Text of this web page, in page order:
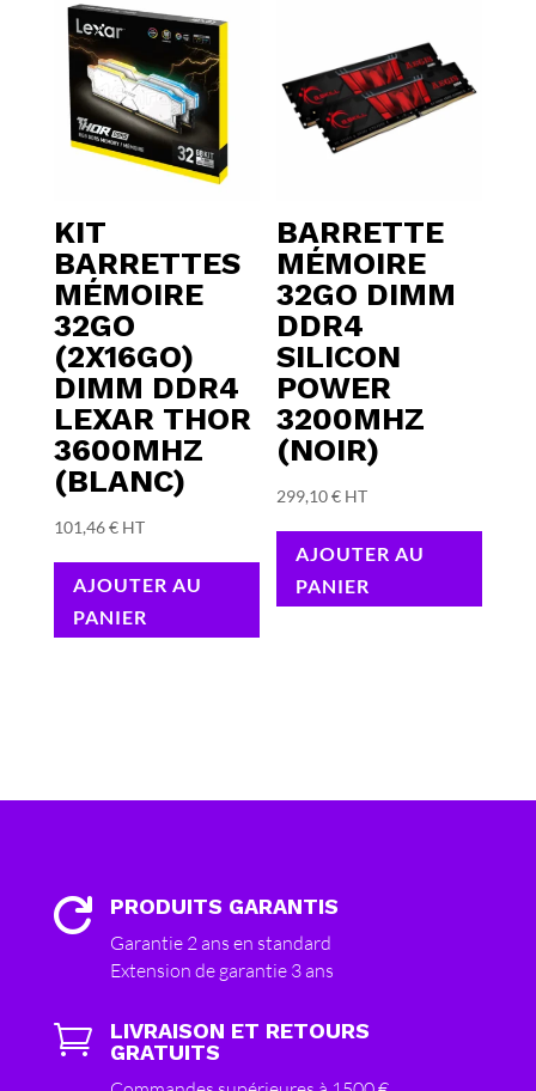
KIT
BARRETTES
MÉMOIRE
32GO
(2X16GO)
DIMM DDR4
LEXAR THOR
3600MHZ
(BLANC)
101,46€ HT
AJOUTER AU
PANIER
BARRETTE
MÉMOIRE
32GO DIMM
DDR4
SILICON
POWER
3200MHZ
(NOIR)
299,10€ HT
AJOUTER AU
PANIER
 PRODUITS GARANTIS
Garantie 2 ans en standard
Extension de garantie 3 ans

LIVRAISON ET RETOURS
GRATUITS